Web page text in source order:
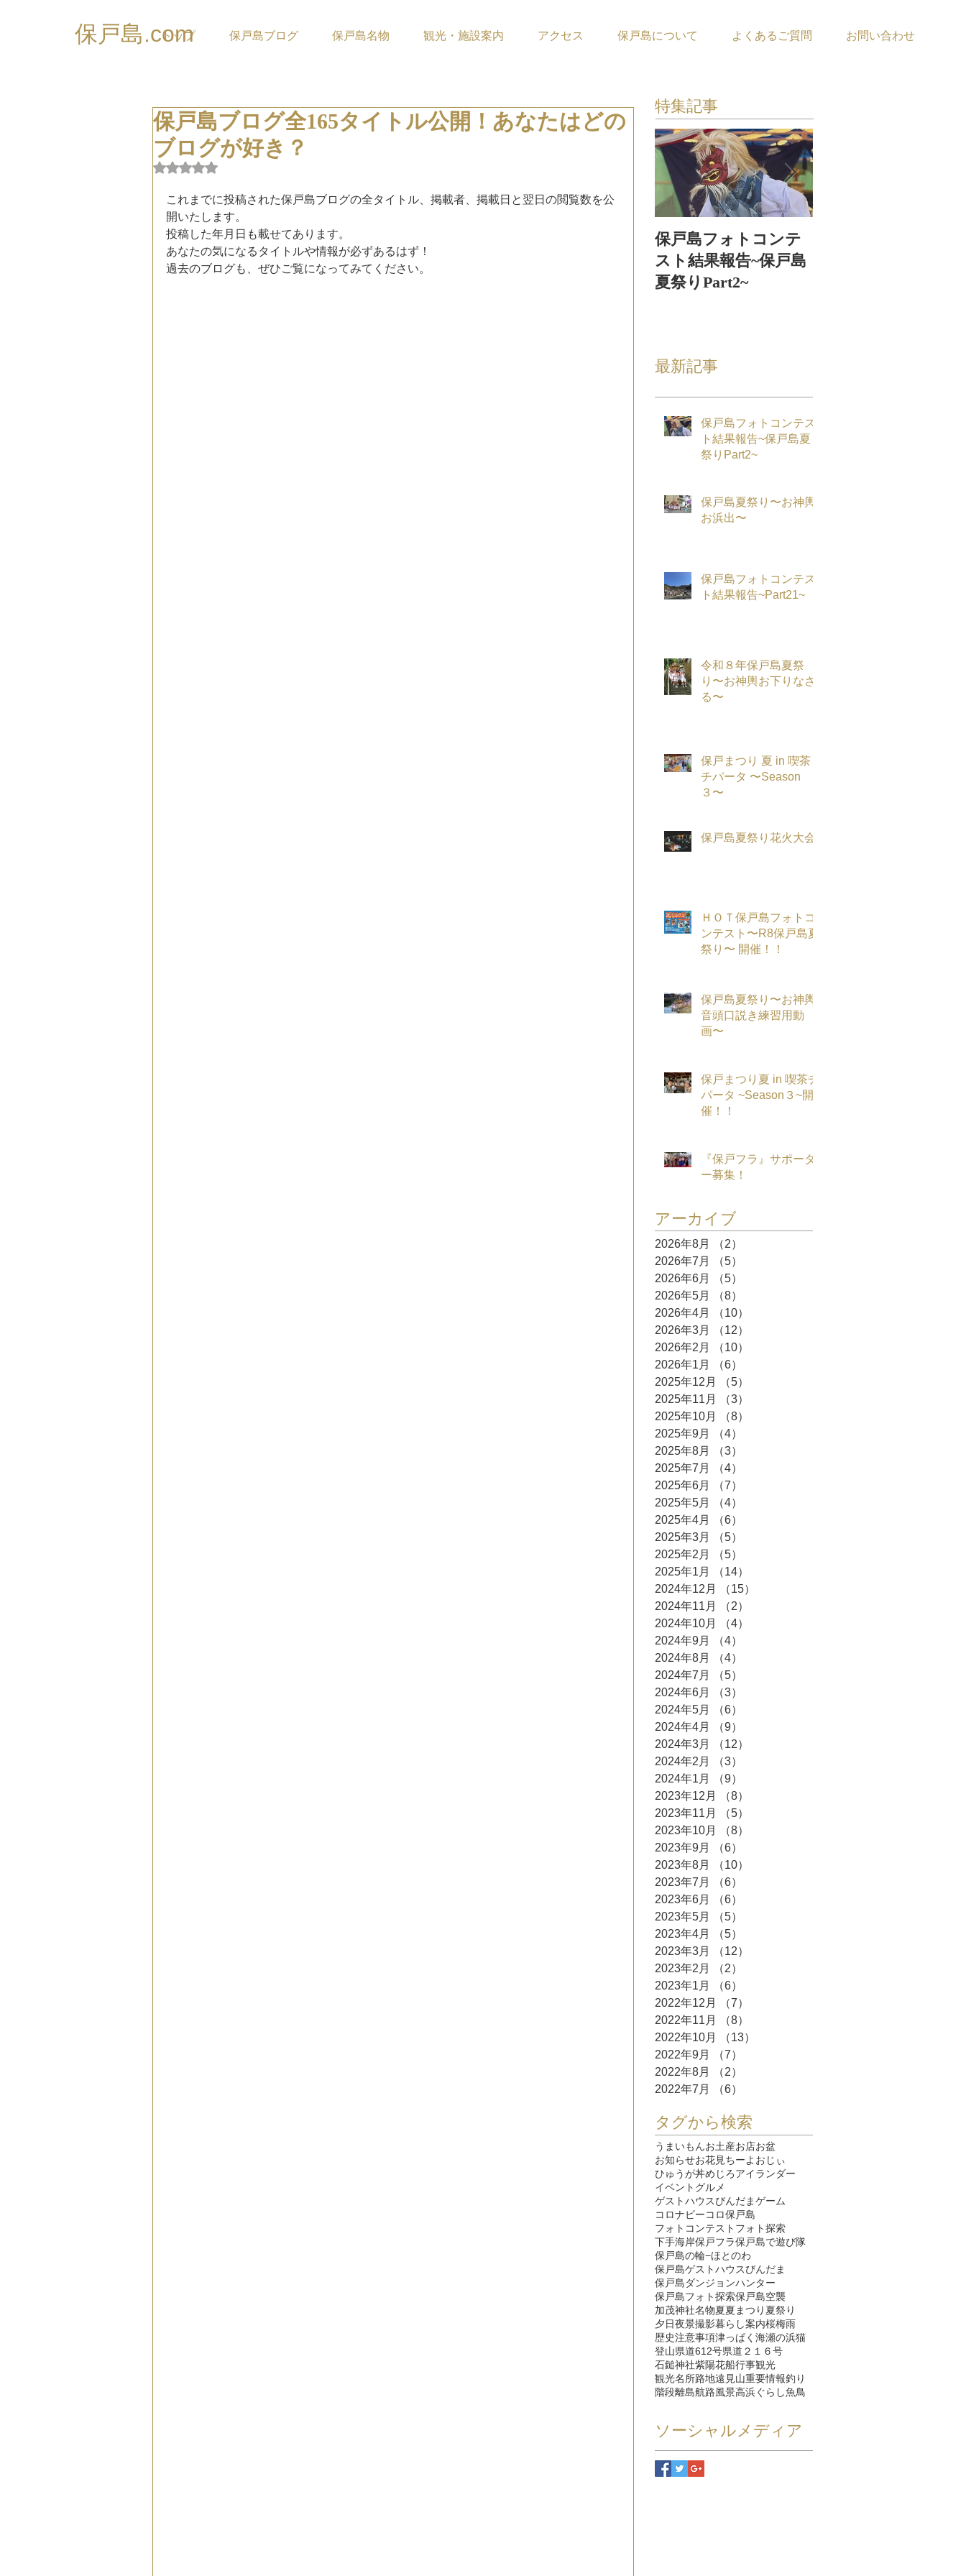
保戸島.com
トップ 保戸島ブログ 保戸島名物 観光・施設案内 アクセス 保戸島について よくあるご質問 お問い合わせ
保戸島ブログ全165タイトル公開！あなたはどの
ブログが好き？
5つ星のうちNaNと評価されています。
これまでに投稿された保戸島ブログの全タイトル、掲載者、掲載日と翌日の閲覧数を公
開いたします。
投稿した年月日も載せてあります。
あなたの気になるタイトルや情報が必ずあるはず！
過去のブログも、ぜひご覧になってみてください。
特集記事
保戸島フォトコンテ
スト結果報告~保戸島
夏祭りPart2~
最新記事
保戸島フォトコンテス
ト結果報告~保戸島夏
祭りPart2~
保戸島夏祭り〜お神輿
お浜出〜
保戸島フォトコンテス
ト結果報告~Part21~
令和８年保戸島夏祭
り〜お神輿お下りなさ
る〜
保戸まつり 夏 in 喫茶
チパータ 〜Season
３〜
保戸島夏祭り花火大会
ＨＯＴ保戸島フォトコ
ンテスト〜R8保戸島夏
祭り〜 開催！！
保戸島夏祭り〜お神輿
音頭口説き練習用動
画〜
保戸まつり夏 in 喫茶チ
パータ ~Season３~開
催！！
『保戸フラ』サポータ
ー募集！
アーカイブ
2026年8月 （2）
2026年7月
（5）
2026年6月
（5）
2026年5月
（8）
2026年4月
（10）
2026年3月
（12）
2026年2月
（10）
2026年1月
（6）
2025年12月
（5）
2025年11月
（3）
2025年10月
（8）
2025年9月
（4）
2025年8月
（3）
2025年7月
（4）
2025年6月
（7）
2025年5月
（4）
2025年4月
（6）
2025年3月
（5）
2025年2月
（5）
2025年1月
（14）
2024年12月
（15）
2024年11月
（2）
2024年10月
（4）
2024年9月
（4）
2024年8月
（4）
2024年7月
（5）
2024年6月
（3）
2024年5月
（6）
2024年4月
（9）
2024年3月
（12）
2024年2月
（3）
2024年1月
（9）
2023年12月
（8）
2023年11月
（5）
2023年10月
（8）
2023年9月
（6）
2023年8月
（10）
2023年7月
（6）
2023年6月
（6）
2023年5月
（5）
2023年4月
（5）
2023年3月
（12）
2023年2月
（2）
2023年1月
（6）
2022年12月
（7）
2022年11月
（8）
2022年10月
（13）
2022年9月
（7）
2022年8月
（2）
2022年7月
（6）
タグから検索
うまいもんお土産お店お盆
お知らせお花見ちーよおじぃ
ひゅうが丼めじろアイランダー
イベント グルメ
ゲストハウスびんだまゲーム
コロナビーコロ保戸島
フォトコンテスト フォト探索
下手海岸保戸フラ保戸島で遊び隊
保戸島の輪−ほとのわ
保戸島ゲストハウスびんだま
保戸島ダンジョンハンター
保戸島フォト探索保戸島空襲
加茂神社名物夏夏まつり 夏祭り
夕日夜景撮影暮らし案内桜梅雨
歴史注意事項津っぱく 海瀬の浜猫
登山県道612号県道２１６号
石鎚神社紫陽花船行事観光
観光名所路地遠見山重要情報釣り
階段離島航路 風景高浜ぐらし魚鳥
ソーシャルメディア